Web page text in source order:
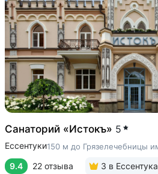
Санаторий «Истокъ» 5
Ессентуки150 м до Грязелечебницы
9.4 22 отзыва 3 в